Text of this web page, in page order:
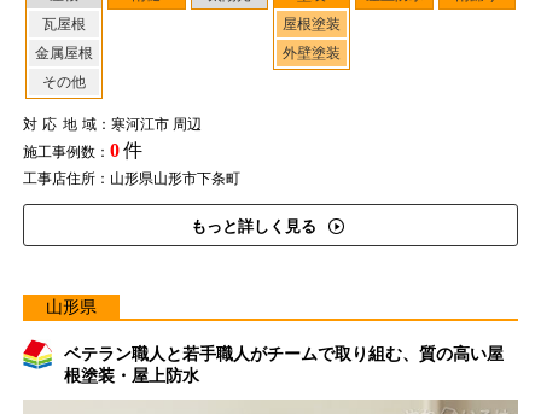
瓦屋根
金属屋根
その他
屋根塗装
外壁塗装
対応地域：寒河江市 周辺
施工事例数： 0件
工事店住所：山形県山形市下条町
もっと詳しく見る
山形県
ベテラン職人と若手職人がチームで取り組む、質の高い屋
根塗装・屋上防水